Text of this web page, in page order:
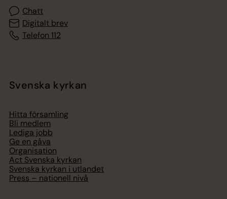
Chatt
Digitalt brev
Telefon 112
Svenska kyrkan
Hitta församling
Bli medlem
Lediga jobb
Ge en gåva
Organisation
Act Svenska kyrkan
Svenska kyrkan i utlandet
Press – nationell nivå